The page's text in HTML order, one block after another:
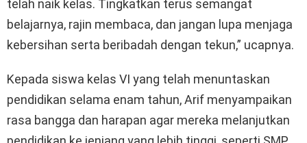
telah naik kelas. Tingkatkan terus semangat
belajarnya, rajin membaca, dan jangan lupa menjaga
kebersihan serta beribadah dengan tekun,” ucapnya.
Kepada siswa kelas VI yang telah menuntaskan
pendidikan selama enam tahun, Arif menyampaikan
rasa bangga dan harapan agar mereka melanjutkan